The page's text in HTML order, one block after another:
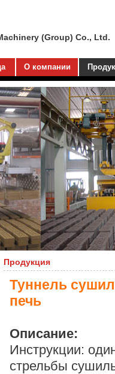
(Group) Co., Ltd.
О компании
Продукция
Туннель
печь
Описание:
Инструкции:
стрельбы